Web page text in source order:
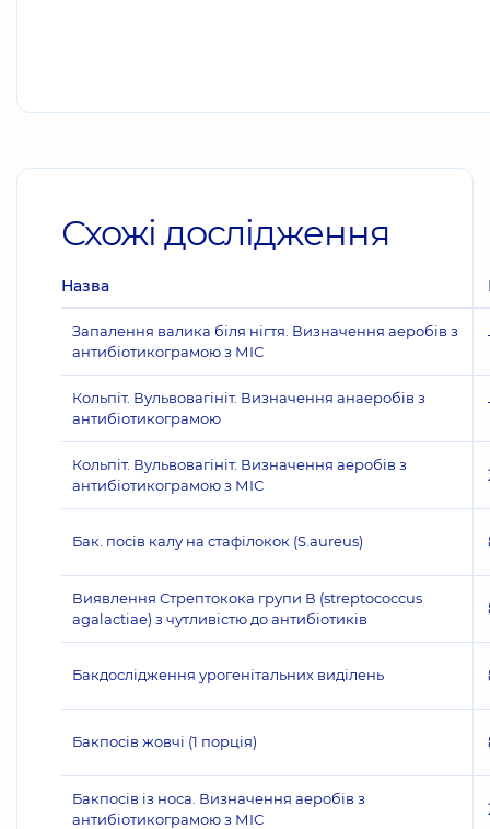
Схожі дослідження
Назва
Запалення валика біля нігтя. Визначення аеробів з
антибіотикограмою з МІС
Кольпіт. Вульвовагініт. Визначення анаеробів з
антибіотикограмою
Кольпіт. Вульвовагініт. Визначення аеробів з
антибіотикограмою з МІС
Бак. посів калу на стафілокок (S.aureus)
Виявлення Стрептокока групи В (streptococcus
agalactiae) з чутливістю до антибіотиків
Бакдослідження урогенітальних виділень
Бакпосів жовчі (1 порція)
Бакпосів із носа. Визначення аеробів з
антибіотикограмою з МІС